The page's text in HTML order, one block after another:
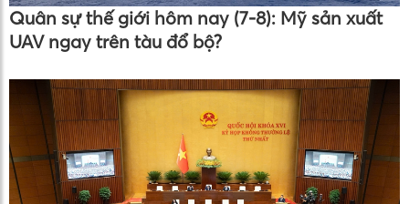
Quân sự thế giới hôm nay (7-8): Mỹ sản xuất
UAV ngay trên tàu đổ bộ?